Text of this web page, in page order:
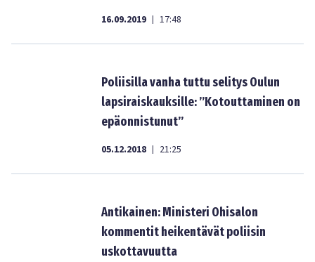
16.09.2019 | 17:48
Poliisilla vanha tuttu selitys Oulun
lapsiraiskauksille: ”Kotouttaminen on
epäonnistunut”
05.12.2018 | 21:25
Antikainen: Ministeri Ohisalon
kommentit heikentävät poliisin
uskottavuutta